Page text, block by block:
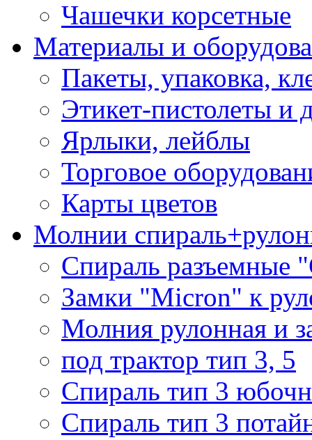
Чашечки корсетные
Материалы и
Пакеты, упаковка,
Этикет-пистолеты и
Ярлыки, лейблы
Торговое
Карты цветов
Молнии
Спираль разъемные
Замки "Micron" к
Молния рулонная и
под трактор тип 3, 5
Спираль тип 3
Спираль тип 3